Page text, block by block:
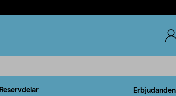
Reservdelar Erbjudanden